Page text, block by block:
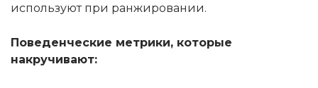
используют при ранжировании.
Поведенческие метрики, которые
накручивают: